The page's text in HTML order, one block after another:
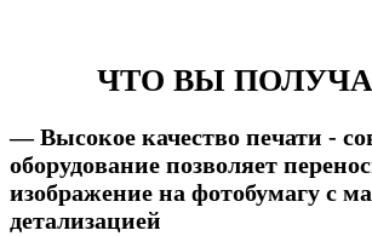
ЧТО ВЫ
— Высокое качество печати -
оборудование позволяет
изображение на фотобумагу с
детализацией